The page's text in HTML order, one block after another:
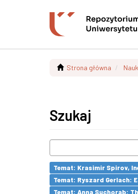
Strona główna
Szukaj
Temat: Krasimir Spirov,
Temat: Ryszard Gerlach:
Temat: Anna Suchorab: